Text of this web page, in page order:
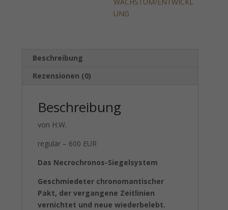
UNG
Beschreibung
Rezensionen (0)
Beschreibung
von H.W.
regulär – 600 EUR
Das Necrochronos-Siegelsystem
Geschmiedeter chronomantischer
Pakt, der vergangene Zeitlinien
vernichtet und neue wiederbelebt.